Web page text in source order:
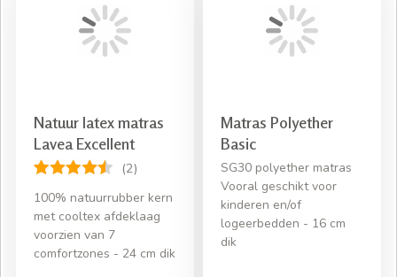
Natuur latex matras
Lavea Excellent
(2)
100% natuurrubber kern
met cooltex afdeklaag
voorzien van 7
comfortzones - 24 cm dik
Matras Polyether
Basic
SG30 polyether matras
Vooral geschikt voor
kinderen en/of
logeerbedden - 16 cm
dik